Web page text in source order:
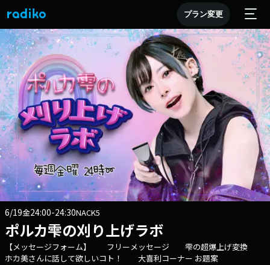
プラン変更
6/19金24:00-24:30NACK5
ポルカ雫の刈り上げラボ
【メッセージフォーム】 フリーメッセージ 雫の超爆上げ変換
ホカ美さんに話して欲しいコト！ 大喜利コーナー お題案